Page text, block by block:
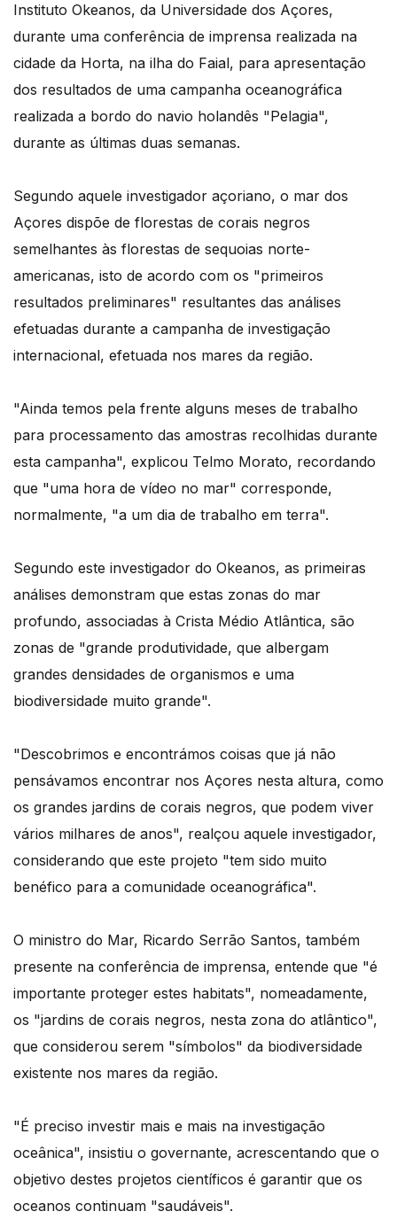
Instituto Okeanos, da Universidade dos Açores,
durante uma conferência de imprensa realizada na
cidade da Horta, na ilha do Faial, para apresentação
dos resultados de uma campanha oceanográfica
realizada a bordo do navio holandês "Pelagia",
durante as últimas duas semanas.
Segundo aquele investigador açoriano, o mar dos
Açores dispõe de florestas de corais negros
semelhantes às florestas de sequoias norte-
americanas, isto de acordo com os "primeiros
resultados preliminares" resultantes das análises
efetuadas durante a campanha de investigação
internacional, efetuada nos mares da região.
"Ainda temos pela frente alguns meses de trabalho
para processamento das amostras recolhidas durante
esta campanha", explicou Telmo Morato, recordando
que "uma hora de vídeo no mar" corresponde,
normalmente, "a um dia de trabalho em terra".
Segundo este investigador do Okeanos, as primeiras
análises demonstram que estas zonas do mar
profundo, associadas à Crista Médio Atlântica, são
zonas de "grande produtividade, que albergam
grandes densidades de organismos e uma
biodiversidade muito grande".
"Descobrimos e encontrámos coisas que já não
pensávamos encontrar nos Açores nesta altura, como
os grandes jardins de corais negros, que podem viver
vários milhares de anos", realçou aquele investigador,
considerando que este projeto "tem sido muito
benéfico para a comunidade oceanográfica".
O ministro do Mar, Ricardo Serrão Santos, também
presente na conferência de imprensa, entende que "é
importante proteger estes habitats", nomeadamente,
os "jardins de corais negros, nesta zona do atlântico",
que considerou serem "símbolos" da biodiversidade
existente nos mares da região.
"É preciso investir mais e mais na investigação
oceânica", insistiu o governante, acrescentando que o
objetivo destes projetos científicos é garantir que os
oceanos continuam "saudáveis".